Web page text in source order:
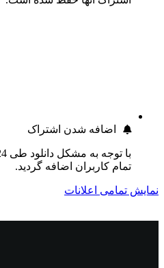
اضافه شدن اشتراک
تمام کاربران اضافه گردید.
نمایش تمامی اعلانات